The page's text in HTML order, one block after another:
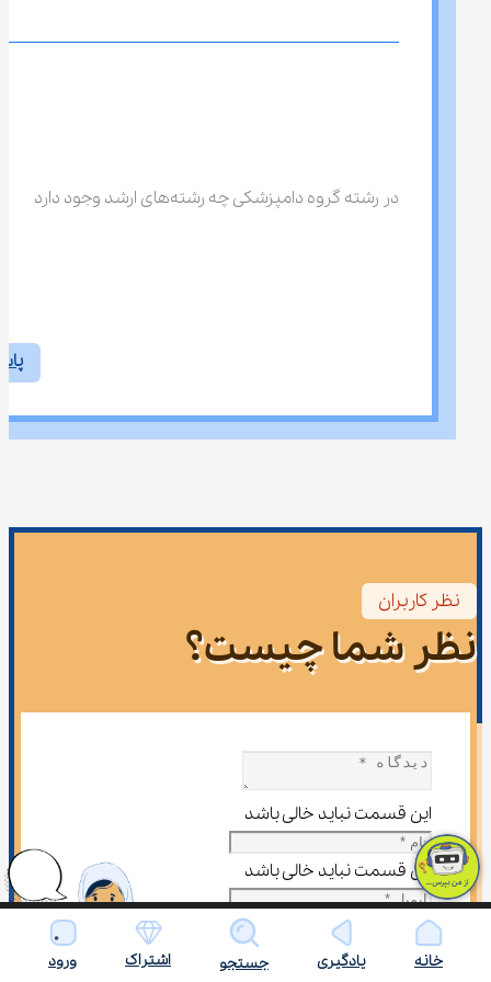
در رشته گروه دامپزشکی چه رشته‌های ارشد وجود دارد
نظر کاربران
نظر شما چیست؟
این قسمت نباید خالی باشد
این قسمت نباید خالی باشد
لطفاً یک نشانی ایمیل معتبر بنویسید.
خانه یادگیری جستجو اشتراک ورود